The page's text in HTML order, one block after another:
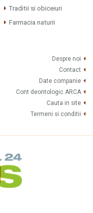
Traditii si obiceiuri
Farmacia naturii
Despre noi
Contact
Date companie
Cont deontologic ARCA
Cauta in site
Termeni si conditii